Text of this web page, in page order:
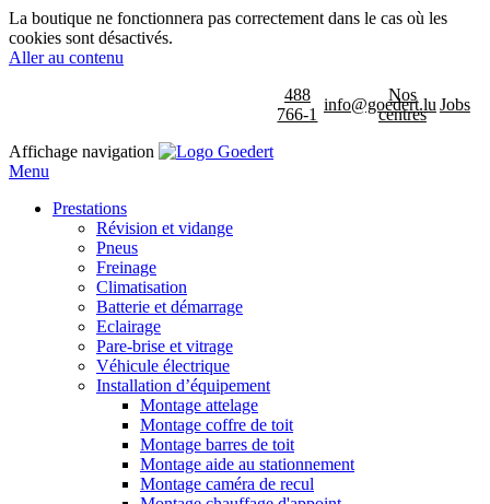
La boutique ne fonctionnera pas correctement dans le cas où les
cookies sont désactivés.
Aller au contenu
488
766-1
info@goedert.lu
Nos
centres
Jobs
Affichage navigation
Menu
Prestations
Révision et vidange
Pneus
Freinage
Climatisation
Batterie et démarrage
Eclairage
Pare-brise et vitrage
Véhicule électrique
Installation d’équipement
Montage attelage
Montage coffre de toit
Montage barres de toit
Montage aide au stationnement
Montage caméra de recul